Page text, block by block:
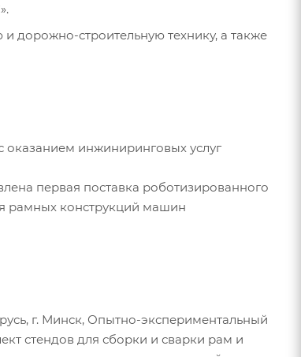
дорожно-строительную технику, а также
инжиниринговых услуг
первая поставка роботизированного
рамных конструкций машин
г. Минск, Опытно-экспериментальный
стендов для сборки и сварки рам и